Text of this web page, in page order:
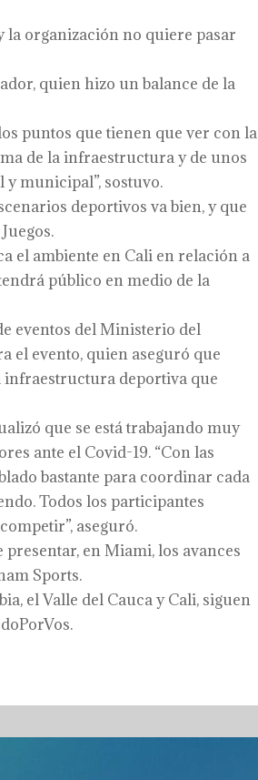
la organización no quiere pasar
quien hizo un balance de la
puntos que tienen que ver con la
de la infraestructura y de unos
municipal”, sostuvo.
deportivos va bien, y que
el ambiente en Cali en relación a
público en medio de la
eventos del Ministerio del
el evento, quien aseguró que
infraestructura deportiva que
que se está trabajando muy
ante el Covid-19. “Con las
bastante para coordinar cada
Todos los participantes
aseguró.
presentar, en Miami, los avances
Sports.
el Valle del Cauca y Cali, siguen